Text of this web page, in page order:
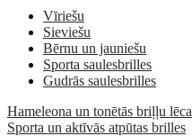
Vīriešu
Sieviešu
Bērnu un jauniešu
Sporta saulesbrilles
Gudrās saulesbrilles
Hameleona un tonētās briļļu
Sporta un aktīvās atpūtas brilles